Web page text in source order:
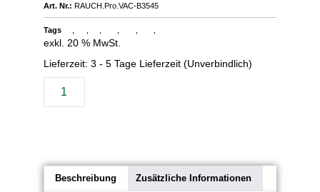
Art. Nr.: RAUCH.Pro.VAC-B3545
Tags
exkl. 20 % MwSt.
Lieferzeit: 3 - 5 Tage Lieferzeit (Unverbindlich)
Beschreibung Zusätzliche Informationen